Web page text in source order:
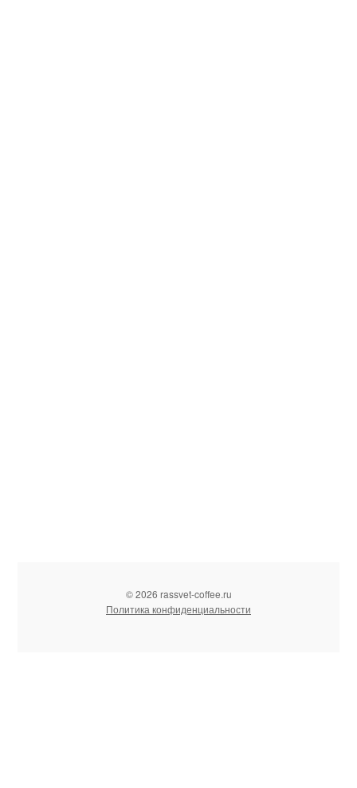
© 2026 rassvet-coffee.ru
Политика конфиденциальности